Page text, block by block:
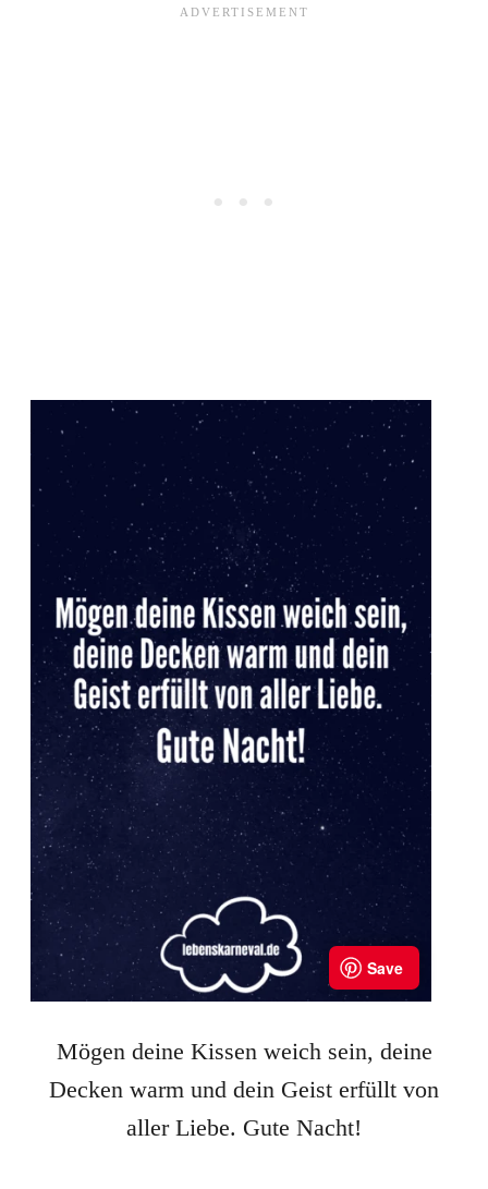
Mögen deine Kissen weich sein, deine
Decken warm und dein Geist erfüllt von
aller Liebe. Gute Nacht!